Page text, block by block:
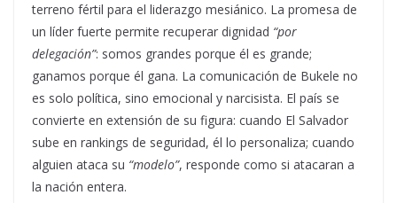
terreno fértil para el liderazgo mesiánico. La promesa de
un líder fuerte permite recuperar dignidad “por
delegación”: somos grandes porque él es grande;
ganamos porque él gana. La comunicación de Bukele no
es solo política, sino emocional y narcisista. El país se
convierte en extensión de su figura: cuando El Salvador
sube en rankings de seguridad, él lo personaliza; cuando
alguien ataca su “modelo”, responde como si atacaran a
la nación entera.